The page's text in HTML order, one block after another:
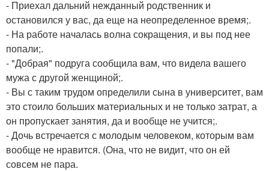
- Приехал дальний нежданный родственник и
остановился у вас, да еще на неопределенное время;.
- На работе началась волна сокращения, и вы под нее
попали;.
- "Добрая" подруга сообщила вам, что видела вашего
мужа с другой женщиной;.
- Вы с таким трудом определили сына в университет, вам
это стоило больших материальных и не только затрат, а
он пропускает занятия, да и вообще не учится;.
- Дочь встречается с молодым человеком, которым вам
вообще не нравится. (Она, что не видит, что он ей
совсем не пара.